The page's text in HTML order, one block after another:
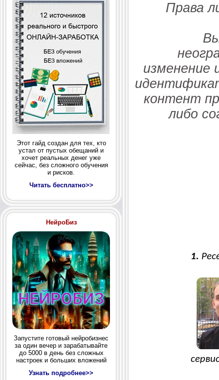
Этот гайд создан для тех, кто
устал от пустых обещаний и
хочет реальных денег уже
сейчас, без сложного обучения
и рисков.
Читать бесплатно>>
НейроБиз
Запустите готовый нейробизнес
за один вечер и зарабатывайте
до 5000 в день без сложных
настроек и больших вложений
Узнать подробнее>>
Права
изменение
контент
либо
1.